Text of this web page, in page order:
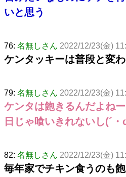
いと思う
76: 名無しさん 2022/12/23(金)
ケンタッキーは普段と変
79: 名無しさん 2022/12/23(金)
ケンタは飽きるんだよね
日じゃ喰いきれないし(´
82: 名無しさん 2022/12/23(金)
毎年家でチキン食うのも